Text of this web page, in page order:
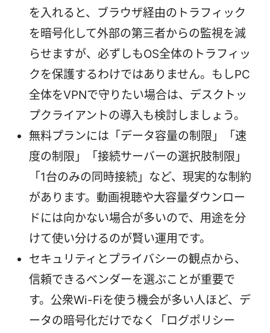
を入れると、ブラウザ経由のトラフィック
を暗号化して外部の第三者からの監視を減
らせますが、必ずしもOS全体のトラフィッ
クを保護するわけではありません。もしPC
全体をVPNで守りたい場合は、デスクトッ
プクライアントの導入も検討しましょう。
無料プランには「データ容量の制限」「速
度の制限」「接続サーバーの選択肢制限」
「1台のみの同時接続」など、現実的な制約
があります。動画視聴や大容量ダウンロー
ドには向かない場合が多いので、用途を分
けて使い分けるのが賢い運用です。
セキュリティとプライバシーの観点から、
信頼できるベンダーを選ぶことが重要で
す。公衆Wi-Fiを使う機会が多い人ほど、デ
ータの暗号化だけでなく「ログポリシー